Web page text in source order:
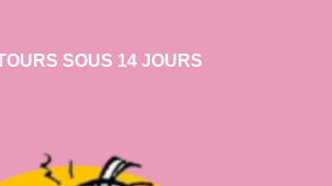
SOUS 14 JOURS